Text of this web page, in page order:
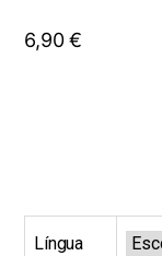
6,90€
Língua